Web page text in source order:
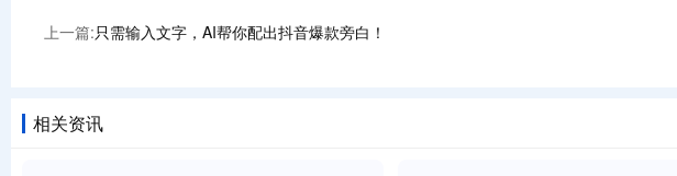
上一篇:只需输入文字，AI帮你配出抖音爆款旁白！
相关资讯